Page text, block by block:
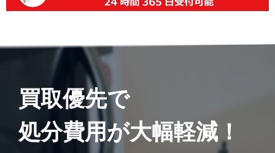
買取優先で
処分費用が大幅軽減！